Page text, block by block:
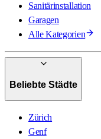
Sanitärinstallation
Garagen
Alle Kategorien
Beliebte Städte
Zürich
Genf